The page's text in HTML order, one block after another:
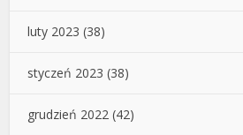
luty 2023 (38)
styczeń 2023 (38)
grudzień 2022 (42)